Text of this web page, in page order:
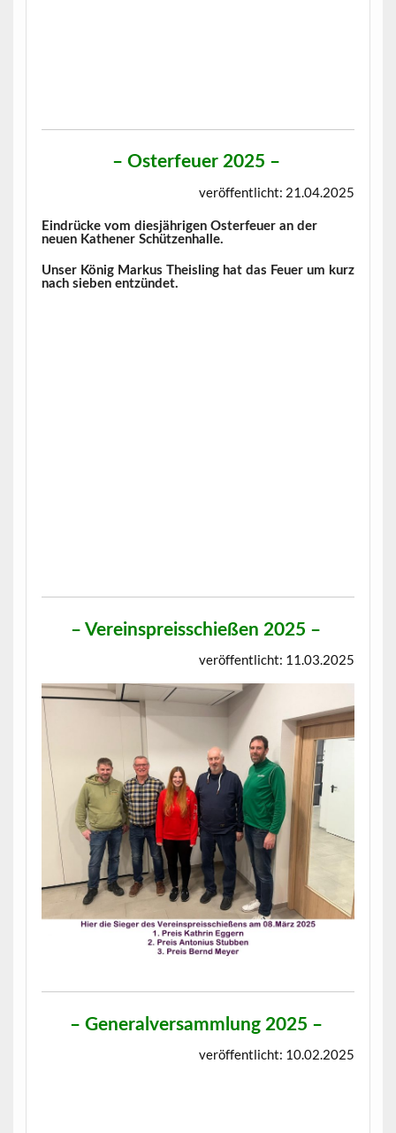
– Osterfeuer 2025 –
veröffentlicht: 21.04.2025
Eindrücke vom diesjährigen Osterfeuer an der
neuen Kathener Schützenhalle.
Unser König Markus Theisling hat das Feuer um kurz
nach sieben entzündet.
– Vereinspreisschießen 2025 –
veröffentlicht: 11.03.2025
– Generalversammlung 2025 –
veröffentlicht: 10.02.2025